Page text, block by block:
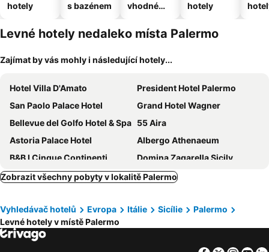
hotely
s bazénem
vhodné
domácí
zvířata
hotely
Levné hotely nedaleko místa Palermo
Zajímat by vás mohly i následující hotely...
Hotel Villa D'Amato
President Hotel Palermo
San Paolo Palace Hotel
Grand Hotel Wagner
Bellevue del Golfo Hotel & Spa 55 Aira
Astoria Palace Hotel
Albergo Athenaeum
B&B I Cinque Continenti
Domina Zagarella Sicily
Hotel Politeama
Porta di Castro Boutique Hotel & SPA
Casena Dei Colli, Sure Hotel Collection By Best Western
Hotel Mediterraneo
Hotel Bel 3
Palazzo Sant'Agostino
Splendid Hotel La Torre
Zobrazit všechny pobyty v lokalitě Palermo
Vyhledávač hotelů Evropa Itálie Sicílie
Palermo
Levné hotely v místě Palermo